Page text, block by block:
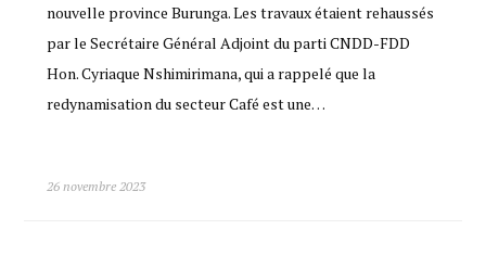
nouvelle province Burunga. Les travaux étaient rehaussés
par le Secrétaire Général Adjoint du parti CNDD-FDD
Hon. Cyriaque Nshimirimana, qui a rappelé que la
redynamisation du secteur Café est une…
26 novembre 2023